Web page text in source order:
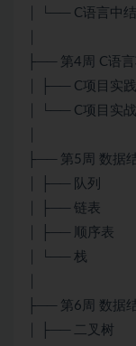
│ └── C语言中
├── 第4周 C语言
│ ├── C项目实
│ └── C项目实
├── 第5周 数据
│ ├── 队列
│ ├── 链表
│ ├── 顺序表
│ └── 栈
├── 第6周 数据
│ ├── 二叉树